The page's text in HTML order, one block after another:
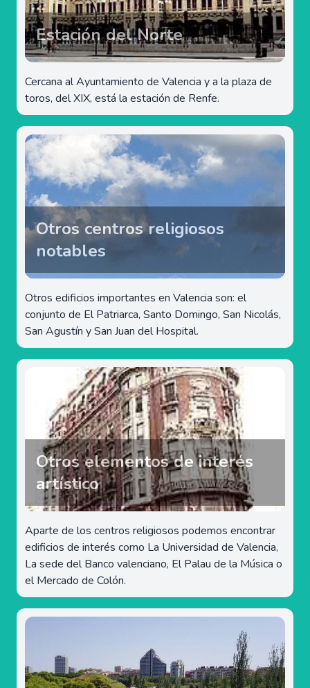
Estación del Norte
Cercana al Ayuntamiento de Valencia y a la plaza de
toros, del XIX, está la estación de Renfe.
Otros centros religiosos
notables
Otros edificios importantes en Valencia son: el
conjunto de El Patriarca, Santo Domingo, San Nicolás,
San Agustín y San Juan del Hospital.
Otros elementos de interés
artístico
Aparte de los centros religiosos podemos encontrar
edificios de interés como La Universidad de Valencia,
La sede del Banco valenciano, El Palau de la Música o
el Mercado de Colón.